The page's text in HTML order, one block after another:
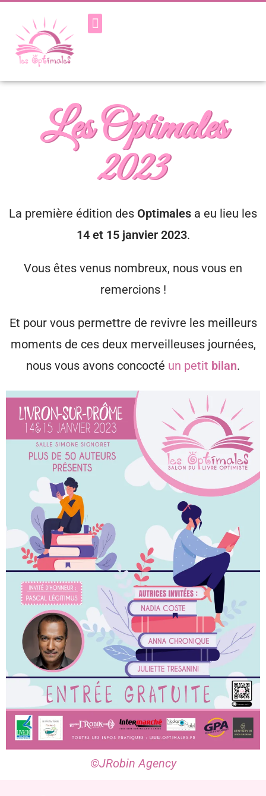
Les Optimales
2023
La première édition des Optimales a eu lieu les
14 et 15 janvier 2023.
Vous êtes venus nombreux, nous vous en
remercions !
Et pour vous permettre de revivre les meilleurs
moments de ces deux merveilleuses journées,
nous vous avons concocté un petit bilan.
©JRobin Agency